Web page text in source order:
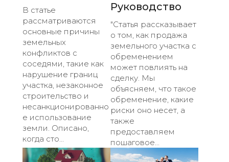
В статье
рассматриваются
основные причины
земельных
конфликтов с
соседями, такие как
нарушение границ
участка, незаконное
строительство и
несанкционированно
е использование
земли. Описано,
когда сто...
Руководство
"Статья рассказывает
о том, как продажа
земельного участка с
обременением
может повлиять на
сделку. Мы
объясняем, что такое
обременение, какие
риски оно несет, а
также
предоставляем
пошаговое...